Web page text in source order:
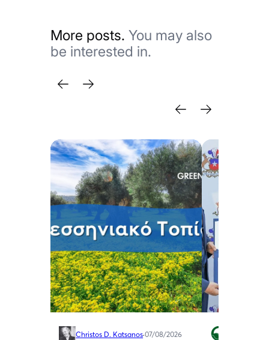
More posts.You may also
be interested in.
Christos D. Katsanos·07/08/2026